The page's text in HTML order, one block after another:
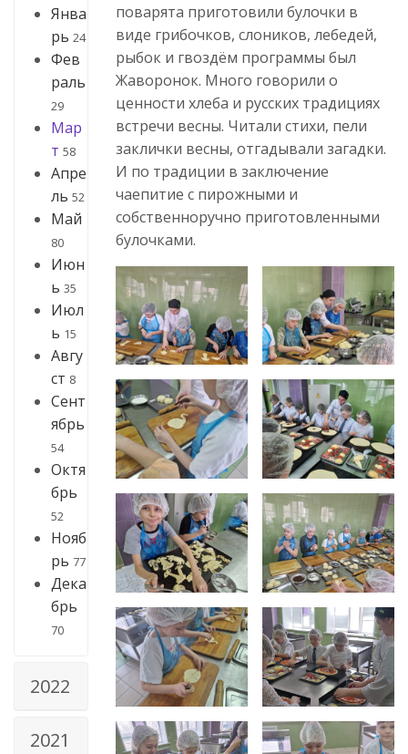
Янва
рь 24
Фев
раль
29
Мар
т 58
Апре
ль 52
Май
80
Июн
ь 35
Июл
ь 15
Авгу
ст 8
Сент
ябрь
54
Октя
брь
52
Нояб
рь 77
Дека
брь
70
2022
2021
поварята приготовили булочки в
виде грибочков, слоников, лебедей,
рыбок и гвоздём программы был
Жаворонок. Много говорили о
ценности хлеба и русских традициях
встречи весны. Читали стихи, пели
заклички весны, отгадывали загадки.
И по традиции в заключение
чаепитие с пирожными и
собственноручно приготовленными
булочками.